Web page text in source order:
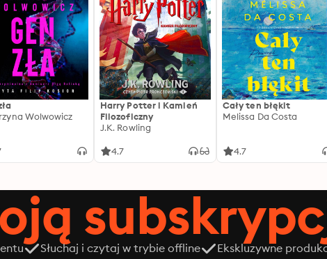
Wolwowicz
Harry Potter i Kamień
Filozoficzny
J.K. Rowling
4.7
Cały ten błękit
Melissa Da Costa
4.7
Słuchaj i czytaj w trybie offline
Ekskluzywne